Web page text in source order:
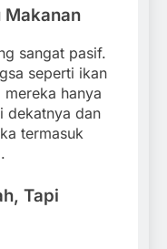
sangat pasif.
seperti ikan
hanya
dekatnya dan
termasuk
Tapi